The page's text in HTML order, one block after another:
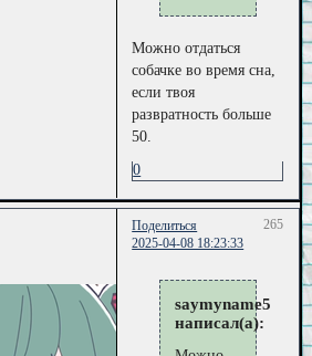
Можно отдаться
собачке во время сна,
если твоя
развратность больше
50.
0
Поделиться
265
2025-04-08 18:23:33
saymyname5
написал(а):